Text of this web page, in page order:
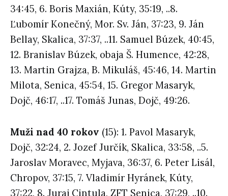
34:45, 6. Boris Maxián, Kúty, 35:19, ..8.
Ľubomír Konečný, Mor. Sv. Ján, 37:23, 9. Ján
Bellay, Skalica, 37:37, ..11. Samuel Búzek, 40:45,
12. Branislav Búzek, obaja Š. Humence, 42:28,
13. Martin Grajza, B. Mikuláš, 45:46, 14. Martin
Milota, Senica, 45:54, 15. Gregor Masaryk,
Dojč, 46:17, ..17. Tomáš Junas, Dojč, 49:26.
Muži nad 40 rokov (15): 1. Pavol Masaryk,
Dojč, 32:24, 2. Jozef Jurčík, Skalica, 33:58, ..5.
Jaroslav Moravec, Myjava, 36:37, 6. Peter Lisál,
Chropov, 37:15, 7. Vladimír Hyránek, Kúty,
37:22, 8. Juraj Cintula, ZFT Senica, 37:29, ..10.